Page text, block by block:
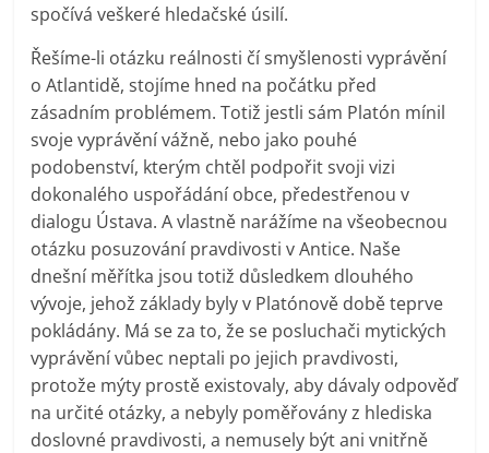
spočívá veškeré hledačské úsilí.
Řešíme-li otázku reálnosti čí smyšlenosti vyprávění
o Atlantidě, stojíme hned na počátku před
zásadním problémem. Totiž jestli sám Platón mínil
svoje vyprávění vážně, nebo jako pouhé
podobenství, kterým chtěl podpořit svoji vizi
dokonalého uspořádání obce, předestřenou v
dialogu Ústava. A vlastně narážíme na všeobecnou
otázku posuzování pravdivosti v Antice. Naše
dnešní měřítka jsou totiž důsledkem dlouhého
vývoje, jehož základy byly v Platónově době teprve
pokládány. Má se za to, že se posluchači mytických
vyprávění vůbec neptali po jejich pravdivosti,
protože mýty prostě existovaly, aby dávaly odpověď
na určité otázky, a nebyly poměřovány z hlediska
doslovné pravdivosti, a nemusely být ani vnitřně